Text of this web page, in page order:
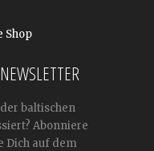
Shop
baltischen
Abonniere
Dich auf dem